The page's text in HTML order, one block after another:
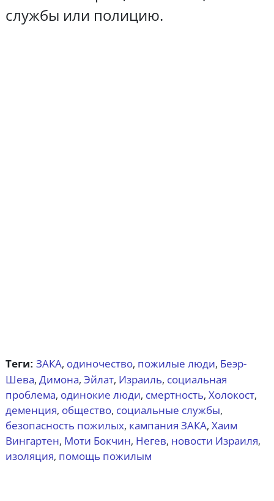
службы или полицию.
Теги: ЗАКА, одиночество, пожилые люди, Беэр-
Шева, Димона, Эйлат, Израиль, социальная
проблема, одинокие люди, смертность, Холокост,
деменция, общество, социальные службы,
безопасность пожилых, кампания ЗАКА, Хаим
Вингартен, Моти Бокчин, Негев, новости Израиля,
изоляция, помощь пожилым